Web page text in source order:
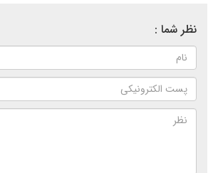
نظر شما :